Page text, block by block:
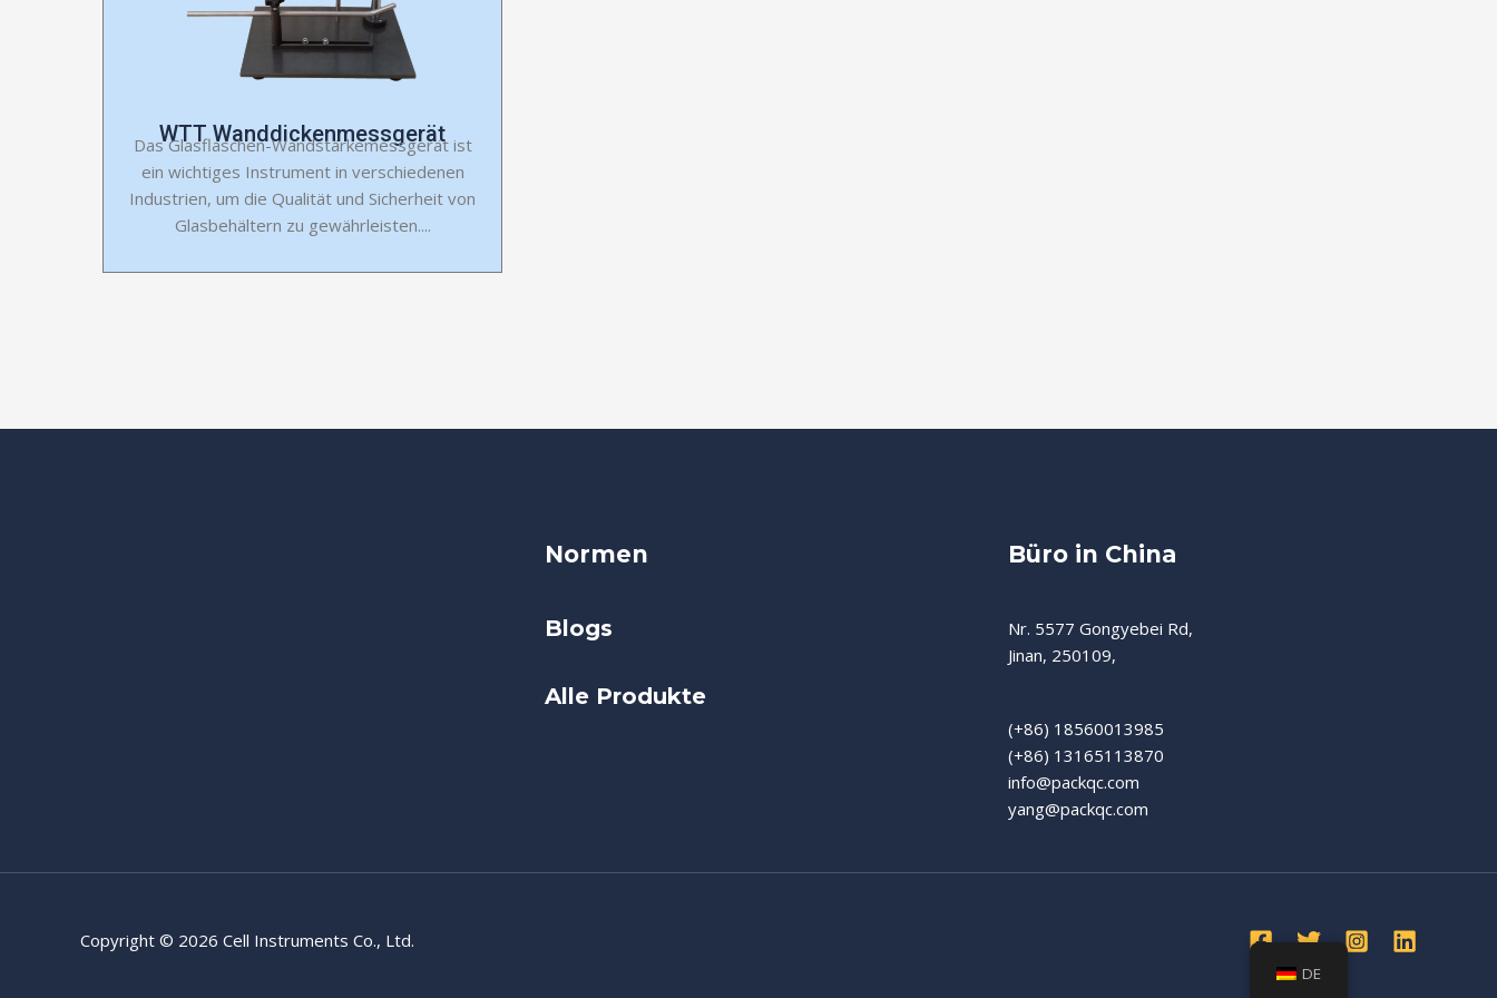
WTT Wanddickenmessgerät
Das Glasflaschen-Wandstärkemessgerät ist
ein wichtiges Instrument in verschiedenen
Industrien, um die Qualität und Sicherheit von
Glasbehältern zu gewährleisten....
Normen
Blogs
Alle Produkte
Büro in China
Nr. 5577 Gongyebei Rd,
Jinan, 250109,
(+86) 18560013985
(+86) 13165113870
info@packqc.com
yang@packqc.com
Copyright © 2026 Cell Instruments Co., Ltd.
DE